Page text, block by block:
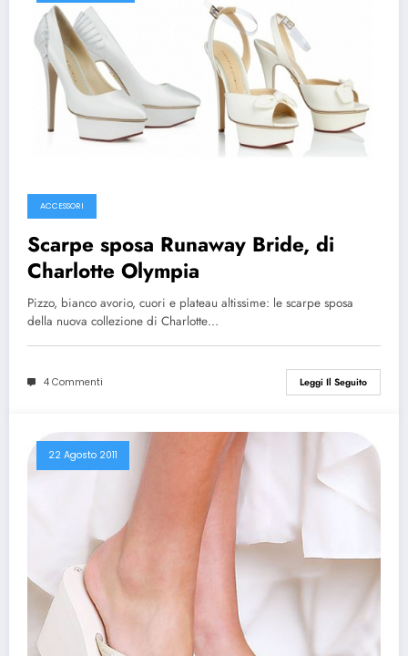
ACCESSORI
Scarpe sposa Runaway Bride, di
Charlotte Olympia
Pizzo, bianco avorio, cuori e plateau altissime: le scarpe sposa
della nuova collezione di Charlotte…
4 Commenti Leggi Il Seguito
22 Agosto 2011